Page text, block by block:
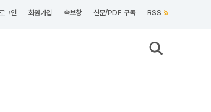
그인 회원가입 속보창 신문/PDF 구독 RSS